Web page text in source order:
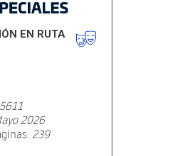
EN RUTA
5611
2026
239